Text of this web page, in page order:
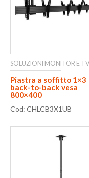
SOLUZIONI MONITOR E
Piastra a soffitto 1×3
back-to-back vesa
800×400
Cod: CHLCB3X1UB